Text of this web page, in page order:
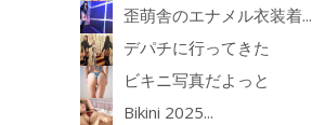
歪萌舎のエナメル衣装着...
デパチに行ってきた
ビキニ写真だよっと
Bikini 2025...